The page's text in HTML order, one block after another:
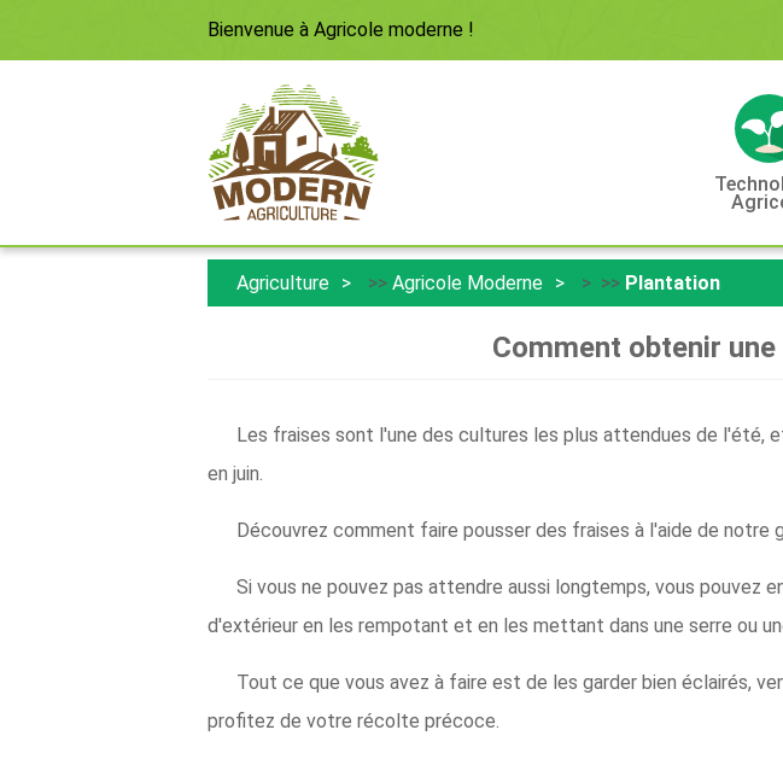
Bienvenue à Agricole moderne !
Agriculture >> Agricole Moderne > >> Plantation
Comment obtenir
Les fraises sont l'une des cultures les plus attendues de l'été,
en juin.
Découvrez comment faire pousser des fraises à l'aide de notre
Si vous ne pouvez pas attendre aussi longtemps, vous pouvez
d'extérieur en les rempotant et en les mettant dans une serre ou
Tout ce que vous avez à faire est de les garder bien éclairés,
profitez de votre récolte précoce.